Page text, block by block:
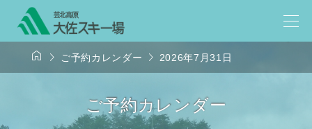
  ご予約カレンダー  2026年7月31日
ご予約カレンダー